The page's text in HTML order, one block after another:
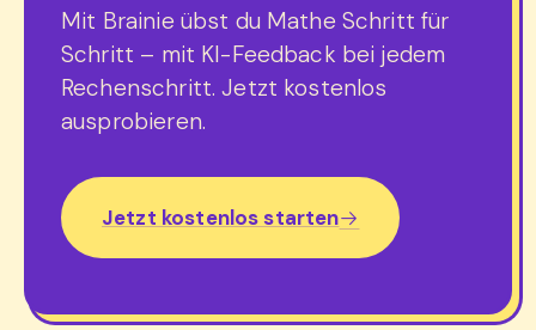
Mit Brainie übst du Mathe Schritt für
Schritt – mit KI-Feedback bei jedem
Rechenschritt. Jetzt kostenlos
ausprobieren.
Jetzt kostenlos starten